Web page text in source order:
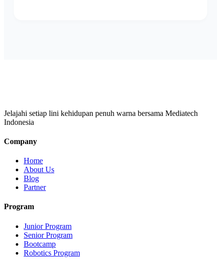
Jelajahi setiap lini kehidupan penuh warna bersama Mediatech
Indonesia
Company
Home
About Us
Blog
Partner
Program
Junior Program
Senior Program
Bootcamp
Robotics Program